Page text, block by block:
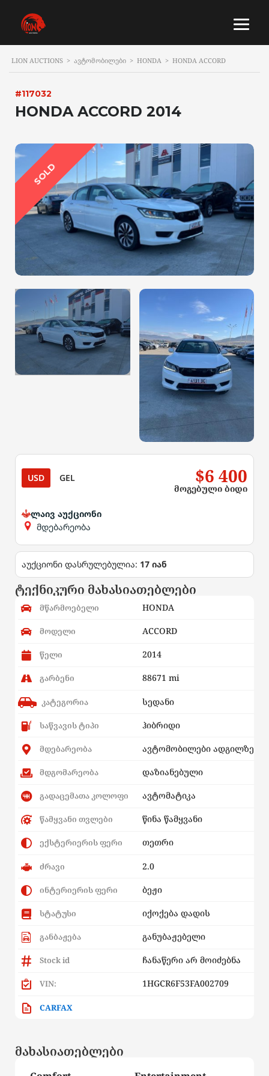
LION AUCTIONS > ᲐᲕᲢᲝᲛᲝᲑᲘᲚᲔᲑᲘ > HONDA > HONDA ACCORD
#117032
HONDA ACCORD 2014
SOLD
USD GEL $6 400
მოგებული ბიდი
ლაივ აუქციონი
მდებარეობა
აუქციონი დასრულებულია: 17 იან
ტექნიკური მახასიათებლები
მწარმოებელი HONDA
მოდელი ACCORD
წელი 2014
გარბენი 88671 mi
კატეგორია სედანი
საწვავის ტიპი ჰიბრიდი
მდებარეობა ავტომობილები ადგილზე
მდგომარეობა დაზიანებული
გადაცემათა კოლოფი ავტომატიკა
წამყვანი თვლები წინა წამყვანი
ექსტერიერის ფერი თეთრი
ძრავი 2.0
ინტერიერის ფერი ბეჟი
სტატუსი იქოქება დადის
განბაჟება განუბაჟებელი
Stock id ჩანაწერი არ მოიძებნა
VIN: 1HGCR6F53FA002709
CARFAX
მახასიათებლები